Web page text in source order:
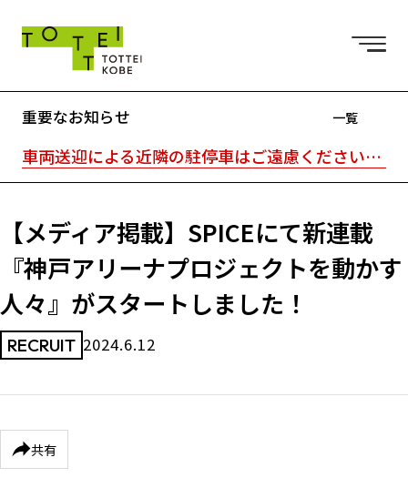
重要なお知らせ
車両送迎による近隣の駐停車はご遠慮ください。駐車場はTOTTEI外の近隣駐車場をご利用ください。｜TOTTEI内はキャッシュレスです。
一覧
【メディア掲載】SPICEにて新連載
『神戸アリーナプロジェクトを動かす
人々』がスタートしました！
RECRUIT 2024.6.12
共有